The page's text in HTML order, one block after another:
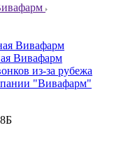
Вивафарм
Вивафарм
из-за рубежа
"Вивафарм"